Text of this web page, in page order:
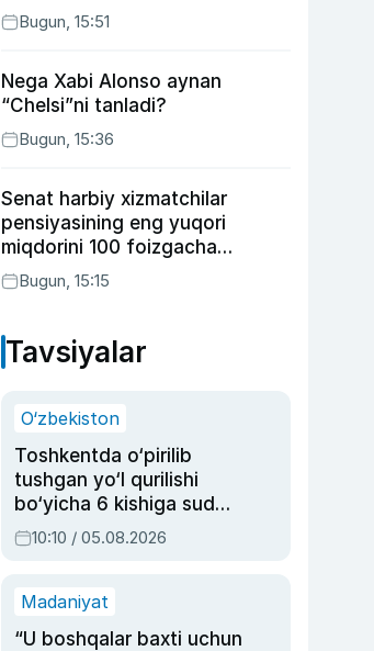
bermoqchi
Bugun, 15:51
Nega Xabi Alonso aynan
“Chelsi”ni tanladi?
Bugun, 15:36
Senat harbiy xizmatchilar
pensiyasining eng yuqori
miqdorini 100 foizgacha
oshirishni nazarda tutuvchi
qonunni ma’qulladi
Bugun, 15:15
Tavsiyalar
O‘zbekiston
Toshkentda o‘pirilib
tushgan yo‘l qurilishi
bo‘yicha 6 kishiga sud
hukmi o‘qildi
10:10 / 05.08.2026
Madaniyat
“U boshqalar baxti uchun